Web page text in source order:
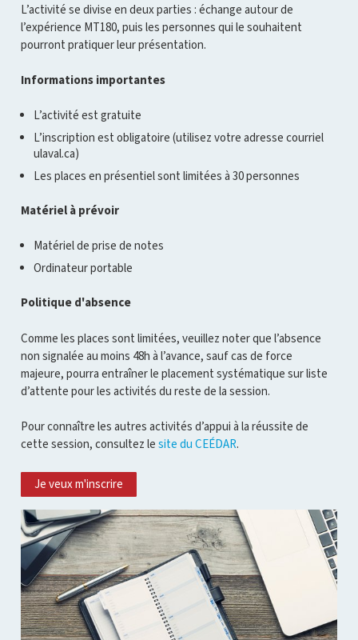
L’activité se divise en deux parties : échange autour de
l’expérience MT180, puis les personnes qui le souhaitent
pourront pratiquer leur présentation.
Informations importantes
L’activité est gratuite
L’inscription est obligatoire (utilisez votre adresse courriel
ulaval.ca)
Les places en présentiel sont limitées à 30 personnes
Matériel à prévoir
Matériel de prise de notes
Ordinateur portable
Politique d'absence
Comme les places sont limitées, veuillez noter que l’absence
non signalée au moins 48h à l’avance, sauf cas de force
majeure, pourra entraîner le placement systématique sur liste
d’attente pour les activités du reste de la session.
Pour connaître les autres activités d’appui à la réussite de
cette session, consultez le site du CEÉDAR.
Je veux m'inscrire